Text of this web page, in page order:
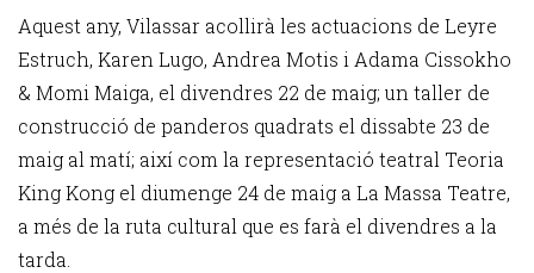
Aquest any, Vilassar acollirà les actuacions de Leyre
Estruch, Karen Lugo, Andrea Motis i Adama Cissokho
& Momi Maiga, el divendres 22 de maig; un taller de
construcció de panderos quadrats el dissabte 23 de
maig al matí; així com la representació teatral Teoria
King Kong el diumenge 24 de maig a La Massa Teatre,
a més de la ruta cultural que es farà el divendres a la
tarda.